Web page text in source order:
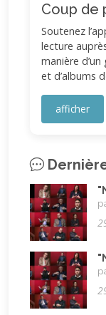
Coup de
Soutenez
lecture
manière
et d’albums
afficher